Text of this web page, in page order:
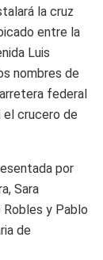
la cruz
entre la
Luis
nombres de
federal
el crucero de
por
Sara
Robles y Pablo
de